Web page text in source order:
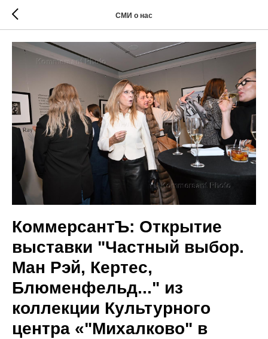
СМИ о нас
КоммерсантЪ: Открытие
выставки "Частный выбор.
Ман Рэй, Кертес,
Блюменфельд..." из
коллекции Культурного
центра «"Михалково" в